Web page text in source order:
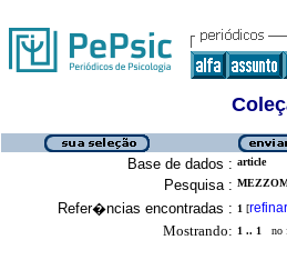
Base de dados : article
Pesquisa :
Refer�ncias encontradas : 1 [refinar
Mostrando: 1 .. 1 no